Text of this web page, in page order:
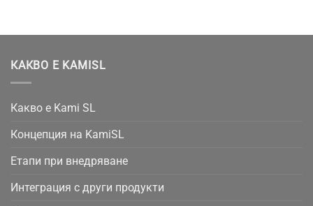
КАКВО Е KAMISL
Какво е Kami SL
Концепция на KamiSL
Етапи при внедряване
Интеграция с други продукти